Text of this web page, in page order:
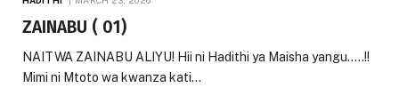
ZAINABU ( 01)
NAITWA ZAINABU ALIYU! Hii ni Hadithi ya Maisha yangu…..!!
Mimi ni Mtoto wa kwanza kati…